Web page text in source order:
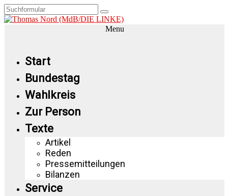
Menu
Start
Bundestag
Wahlkreis
Zur Person
Texte
Artikel
Reden
Pressemitteilungen
Bilanzen
Service